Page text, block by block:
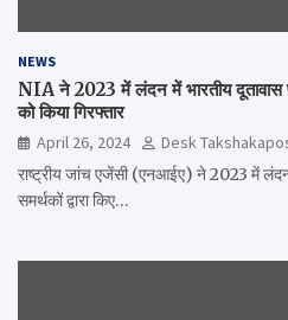
NEWS
NIA ने 2023 में लंदन में भारतीय
को किया गिरफ्तार
April 26, 2024
Desk
राष्ट्रीय जांच एजेंसी (एनआईए) ने 2023 में लंदन
समर्थकों द्वारा किए…